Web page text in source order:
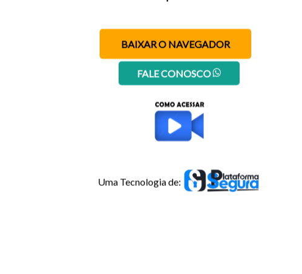
BAIXAR O NAVEGADOR
FALE CONOSCO
Uma Tecnologia de: